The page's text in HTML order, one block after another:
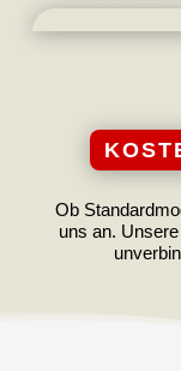
Ob
uns an.